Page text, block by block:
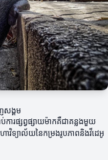
សង្គម
ារផ្សព្វផ្សាយម៉ាកគឺជាគន្លងមួយ
ាវិទ្យាល័យនៃកម្រងរូបភាពនិងវីដេអូ